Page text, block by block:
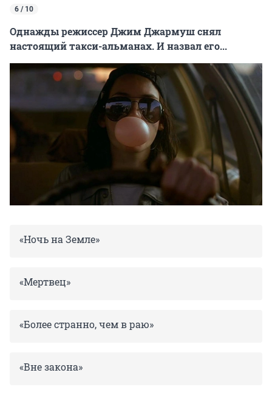
6 / 10
Однажды режиссер Джим Джармуш снял
настоящий такси-альманах. И назвал его...
«Ночь на Земле»
«Мертвец»
«Более странно, чем в раю»
«Вне закона»